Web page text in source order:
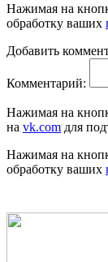
Нажимая на
обработку ваших
Добавить
Комментарий:
Нажимая на
на vk.com для
Нажимая на
обработку ваших